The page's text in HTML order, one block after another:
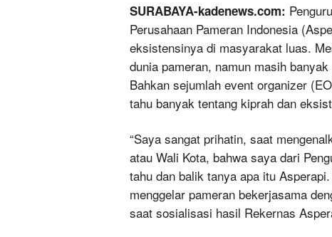
SURABAYA-kadenews.com:
Perusahaan Pameran Indonesia
eksistensinya di masyarakat luas.
dunia pameran, namun masih
Bahkan sejumlah event organizer
tahu banyak tentang kiprah dan
“Saya sangat prihatin, saat
atau Wali Kota, bahwa saya dari
tahu dan balik tanya apa itu
menggelar pameran bekerjasama
saat sosialisasi hasil Rekernas